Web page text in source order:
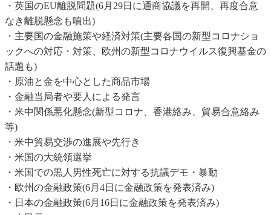
・英国のEU離脱問題(6月29日に通商協議を再開、再度合意
なき離脱懸念も噴出)
・主要国の金融施策や経済対策(主要各国の新型コロナショ
ックへの対応・対策、欧州の新型コロナウイルス復興基金の
話題も)
・原油と金を中心とした商品市場
・金融当局者や要人による発言
・米中関係悪化懸念(新型コロナ、香港絡み、貿易合意絡み
等)
・米中貿易交渉の進展や先行き
・米国の大統領選挙
・米国での黒人男性死亡に対する抗議デモ・暴動
・欧州の金融政策(6月4日に金融政策を発表済み)
・日本の金融政策(6月16日に金融政策を発表済み)